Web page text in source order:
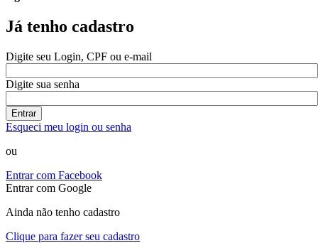
Já tenho cadastro
Digite seu Login, CPF ou e-mail
Digite sua senha
Entrar
Esqueci meu login ou senha
ou
Entrar com Facebook
Entrar com Google
Ainda não tenho cadastro
Clique para fazer seu cadastro